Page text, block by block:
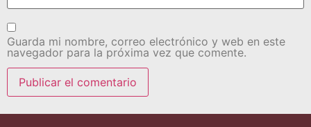
Guarda mi nombre, correo electrónico y web en este
navegador para la próxima vez que comente.